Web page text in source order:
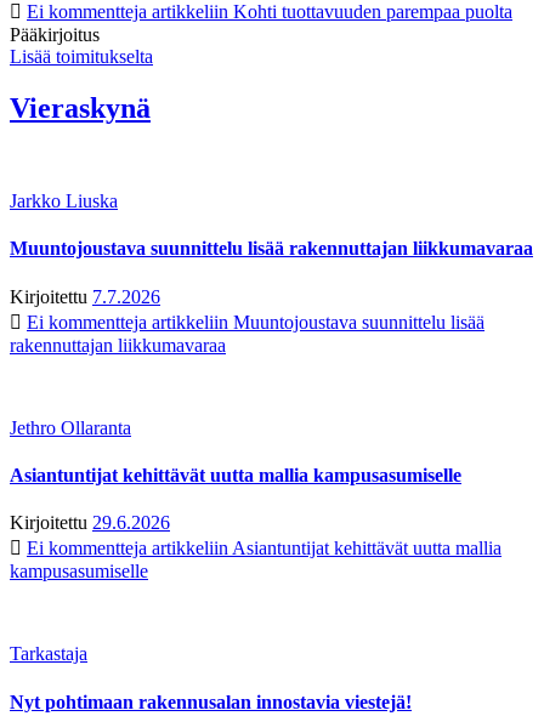
Ei kommentteja artikkeliin Kohti tuottavuuden parempaa puolta
Pääkirjoitus
Lisää toimitukselta
Vieraskynä
Jarkko Liuska
Muuntojoustava suunnittelu lisää rakennuttajan liikkumavaraa
Kirjoitettu 7.7.2026
Ei kommentteja artikkeliin Muuntojoustava suunnittelu lisää
rakennuttajan liikkumavaraa
Jethro Ollaranta
Asiantuntijat kehittävät uutta mallia kampusasumiselle
Kirjoitettu 29.6.2026
Ei kommentteja artikkeliin Asiantuntijat kehittävät uutta mallia
kampusasumiselle
Tarkastaja
Nyt pohtimaan rakennusalan innostavia viestejä!